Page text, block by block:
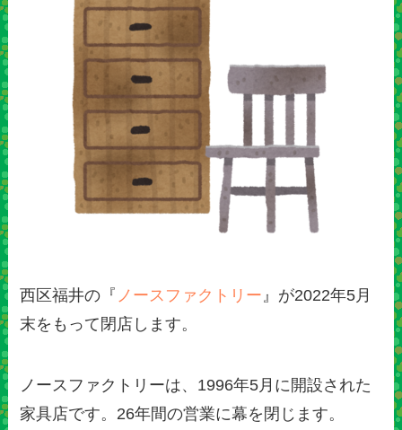
西区福井の『 ノースファクトリー』が2022年5月
末をもって閉店します。
ノースファクトリーは、1996年5月に開設された
家具店です。26年間の営業に幕を閉じます。